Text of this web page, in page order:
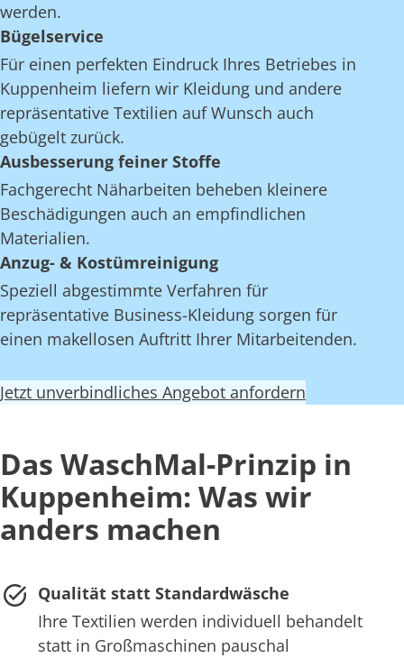
werden.
Bügelservice
Für einen perfekten Eindruck Ihres Betriebes in
Kuppenheim liefern wir Kleidung und andere
repräsentative Textilien auf Wunsch auch
gebügelt zurück.
Ausbesserung feiner Stoffe
Fachgerecht Näharbeiten beheben kleinere
Beschädigungen auch an empfindlichen
Materialien.
Anzug- & Kostümreinigung
Speziell abgestimmte Verfahren für
repräsentative Business-Kleidung sorgen für
einen makellosen Auftritt Ihrer Mitarbeitenden.
Jetzt unverbindliches Angebot anfordern
Das WaschMal-Prinzip in
Kuppenheim: Was wir
anders machen
Qualität statt Standardwäsche
Ihre Textilien werden individuell behandelt
statt in Großmaschinen pauschal